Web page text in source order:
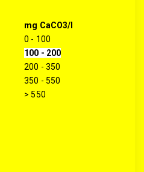
mg CaCO3/l
0 - 100
100 - 200
200 - 350
350 - 550
> 550